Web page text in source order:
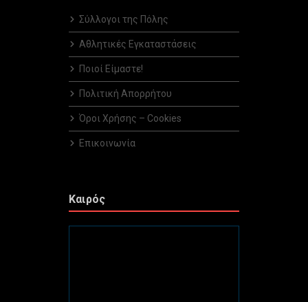
Σύλλογοι της Πόλης
Αθλητικές Εγκαταστάσεις
Ποιοί Είμαστε!
Πολιτική Απορρήτου
Όροι Χρήσης – Cookies
Επικοινωνία
Καιρός